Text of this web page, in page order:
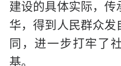
建设的具体实际，传
华，得到人民群众发
同，进一步打牢了
基。